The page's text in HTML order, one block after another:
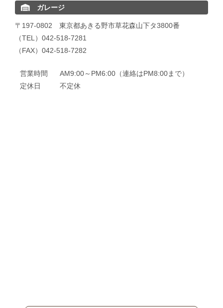
ガレージ
〒197-0802 東京都あきる野市草花森山下タ3800番
（TEL）042-518-7281
（FAX）042-518-7282
営業時間
AM9:00～PM6:00（連絡はPM8:00まで）
定休日
不定休